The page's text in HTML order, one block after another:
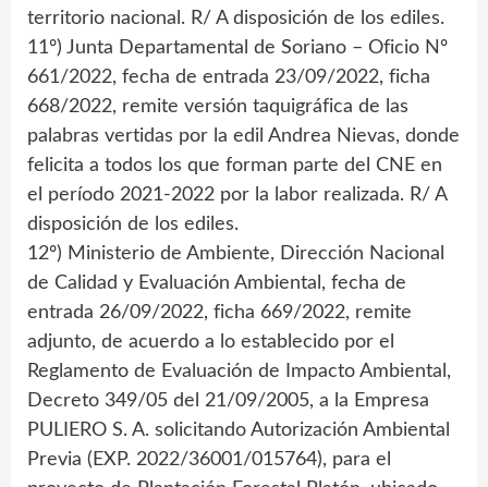
territorio nacional. R/ A disposición de los ediles.
11º) Junta Departamental de Soriano – Oficio Nº
661/2022, fecha de entrada 23/09/2022, ficha
668/2022, remite versión taquigráfica de las
palabras vertidas por la edil Andrea Nievas, donde
felicita a todos los que forman parte del CNE en
el período 2021-2022 por la labor realizada. R/ A
disposición de los ediles.
12º) Ministerio de Ambiente, Dirección Nacional
de Calidad y Evaluación Ambiental, fecha de
entrada 26/09/2022, ficha 669/2022, remite
adjunto, de acuerdo a lo establecido por el
Reglamento de Evaluación de Impacto Ambiental,
Decreto 349/05 del 21/09/2005, a la Empresa
PULIERO S. A. solicitando Autorización Ambiental
Previa (EXP. 2022/36001/015764), para el